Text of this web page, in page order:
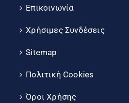
Επικοινωνία
Χρήσιμες Συνδέσεις
Sitemap
Πολιτική Cookies
Όροι Χρήσης